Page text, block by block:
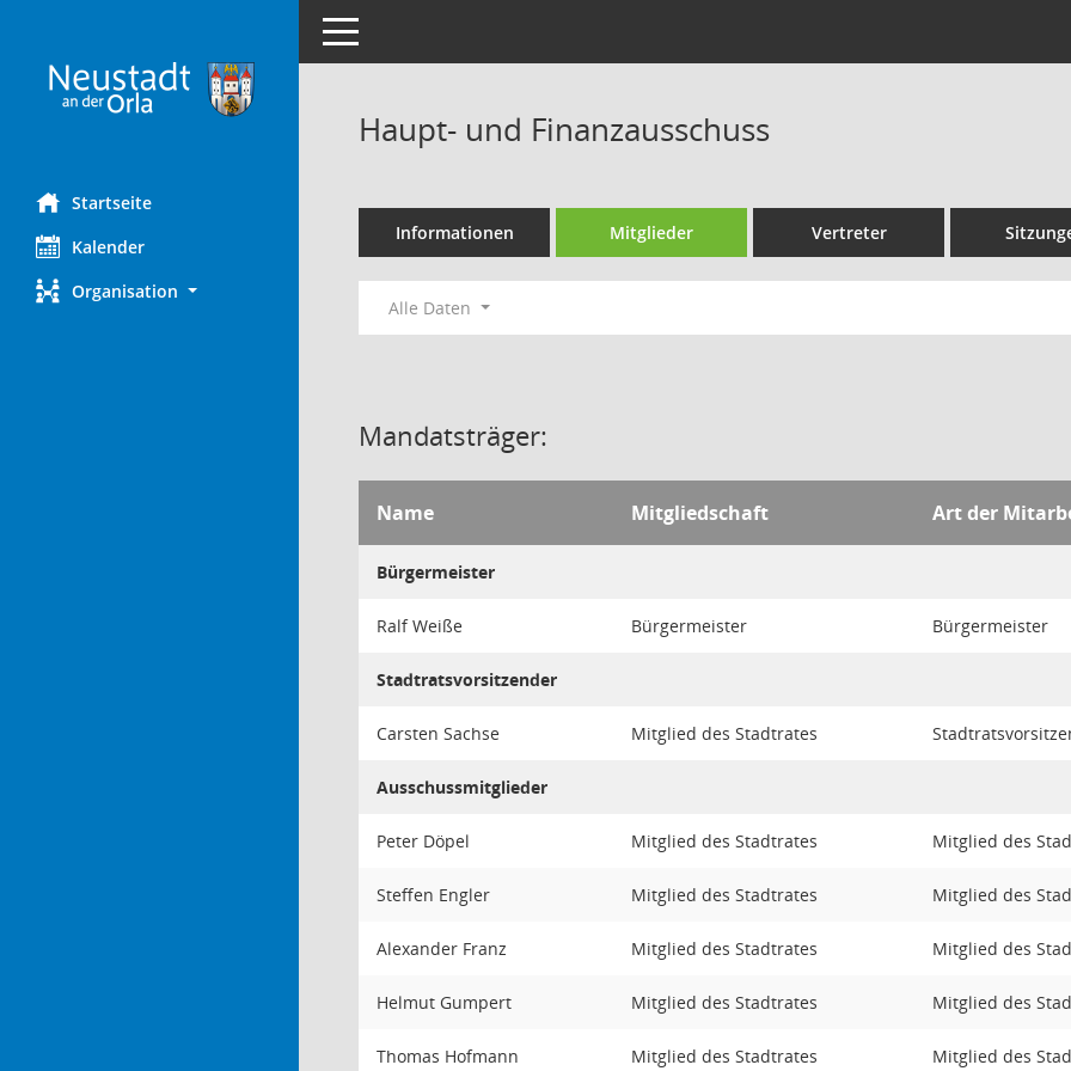
Startseite
Kalender
Organisation
Toggle navigation
Haupt- und Finanzausschuss
Informationen Mitglieder Vertreter
Alle Daten
Mandatsträger:
Name Mitgliedschaft Art der
Bürgermeister
Ralf Weiße Bürgermeister Bürgermeister
Stadtratsvorsitzender
Carsten Sachse Mitglied des Stadtrates
Ausschussmitglieder
Peter Döpel Mitglied des Stadtrates Mitglied des
Steffen Engler Mitglied des Stadtrates Mitglied des
Alexander Franz Mitglied des Stadtrates Mitglied des
Helmut Gumpert Mitglied des Stadtrates Mitglied des
Thomas Hofmann Mitglied des Stadtrates Mitglied des